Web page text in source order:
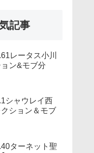
記事
レータス小川
ョン&モブ分
シャウレイ西
ション＆モブ
ターネット聖